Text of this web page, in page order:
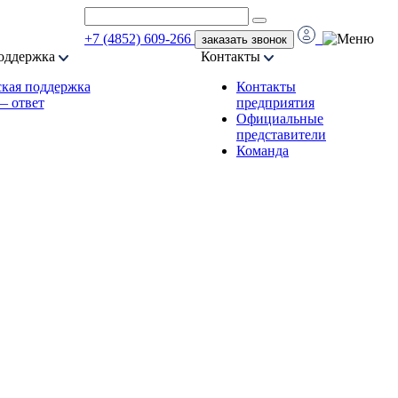
+7 (4852) 609-266 заказать звонок
Контакты
поддержка
ответ
Контакты
предприятия
Официальные
представители
Команда